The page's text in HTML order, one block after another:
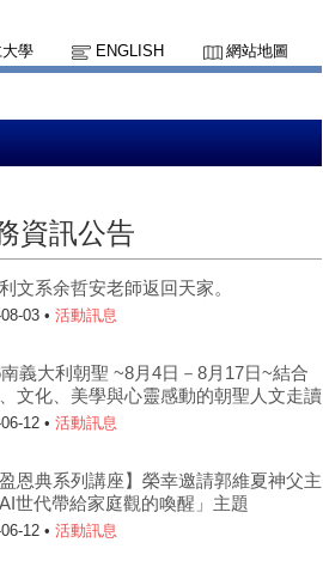
學 ENGLISH 網站地圖
資訊公告
文系余哲安老師返回天家。
03 • 活動訊息
義大利朝聖 ~8月4日－8月17日~結合
文化、美學與心靈感動的朝聖人文走讀
12 • 活動訊息
盈恩典系列講座】榮幸邀請郭維夏神父主
世代帶給家庭觀的喚醒」主題
12 • 活動訊息